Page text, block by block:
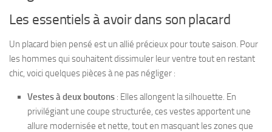
Les essentiels à avoir dans son placard
Un placard bien pensé est un allié précieux pour toute saison. Pour
les hommes qui souhaitent dissimuler leur ventre tout en restant
chic, voici quelques pièces à ne pas négliger :
Vestes à deux boutons : Elles allongent la silhouette. En
privilégiant une coupe structurée, ces vestes apportent une
allure modernisée et nette, tout en masquant les zones que